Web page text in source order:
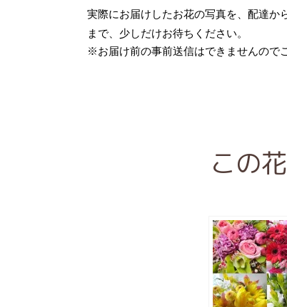
実際にお届けしたお花の写真を、配達か
まで、少しだけお待ちください。
※お届け前の事前送信はできませんので
この